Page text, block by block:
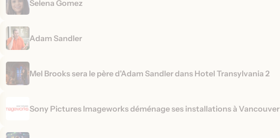
Selena Gomez
Adam Sandler
Mel Brooks sera le père d'Adam Sandler dans Hotel Transylvania 2
Sony Pictures Imageworks déménage ses installations à Vancouver